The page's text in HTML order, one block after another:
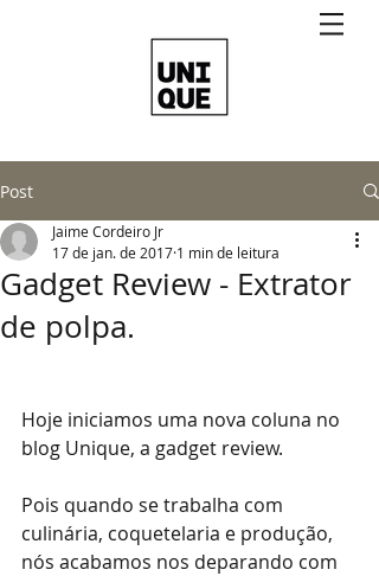
Post
Gadget Review - Extrator
de polpa.
Jaime Cordeiro Jr
17 de jan. de 2017 1 min de leitura
Hoje iniciamos uma nova coluna no
blog Unique, a gadget review.
Pois quando se trabalha com
culinária, coquetelaria e produção,
nós acabamos nos deparando com